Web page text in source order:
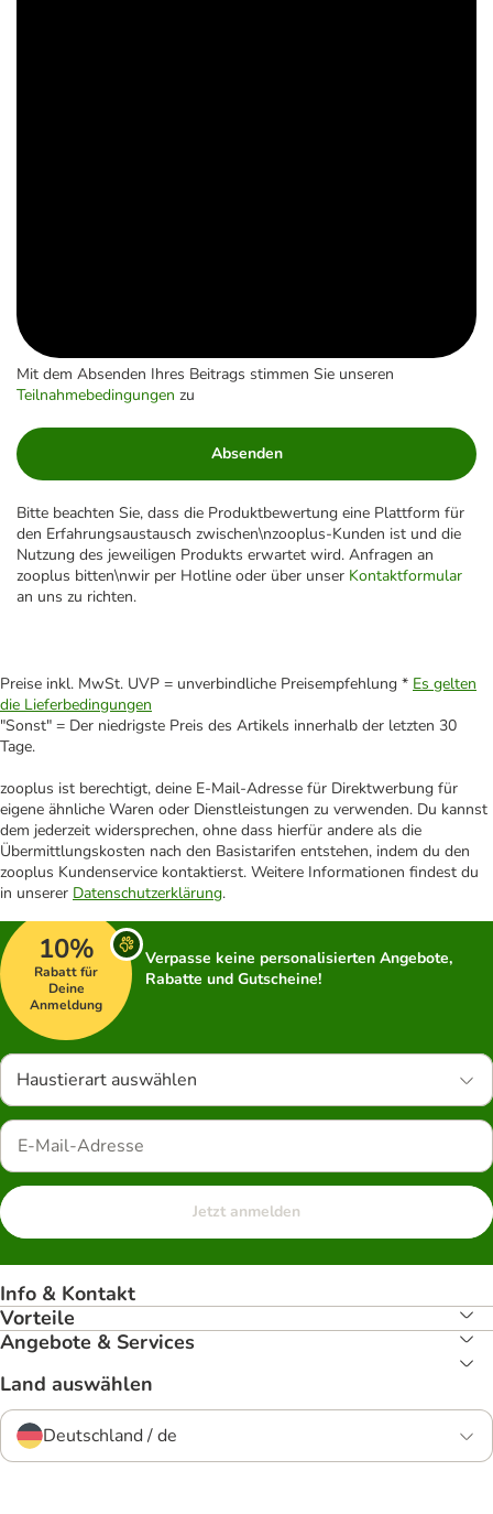
Mit dem Absenden Ihres Beitrags stimmen Sie unseren
Teilnahmebedingungen zu
Absenden
Bitte beachten Sie, dass die Produktbewertung eine Plattform für
den Erfahrungsaustausch zwischen\nzooplus-Kunden ist und die
Nutzung des jeweiligen Produkts erwartet wird. Anfragen an
zooplus bitten\nwir per Hotline oder über unser Kontaktformular
an uns zu richten.
Preise inkl. MwSt. UVP = unverbindliche Preisempfehlung * Es gelten
die Lieferbedingungen
"Sonst" = Der niedrigste Preis des Artikels innerhalb der letzten 30
Tage.
zooplus ist berechtigt, deine E-Mail-Adresse für Direktwerbung für
eigene ähnliche Waren oder Dienstleistungen zu verwenden. Du kannst
dem jederzeit widersprechen, ohne dass hierfür andere als die
Übermittlungskosten nach den Basistarifen entstehen, indem du den
zooplus Kundenservice kontaktierst. Weitere Informationen findest du
in unserer Datenschutzerklärung.
10%
Rabatt für
Deine
Anmeldung
Verpasse keine personalisierten Angebote,
Rabatte und Gutscheine!
Haustierart auswählen
Jetzt anmelden
Info & Kontakt
Vorteile
Angebote & Services
Land auswählen
Deutschland / de